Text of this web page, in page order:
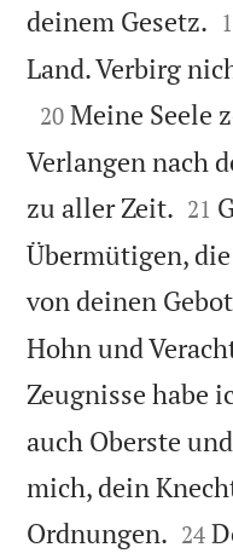
deinem Gesetz. 
Land. Verbirg

20 Meine Seele
Verlangen nach
zu aller Zeit. 

21
Übermütigen,
von deinen
Hohn und
Zeugnisse habe
auch Oberste
mich, dein
Ordnungen. 

24